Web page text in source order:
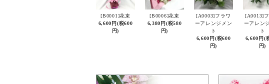
[B0001]花束
6,600円(税600
円)
[B0006]花束
6,380円(税580
円)
[A0003]フラワ
ーアレンジメン
ト
6,600円(税600
円)
[A0013]
ーアレン
ト
6,600円(
円)